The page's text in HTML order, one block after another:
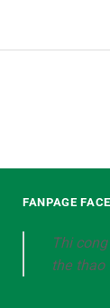
FANPAGE
Thi
the thao